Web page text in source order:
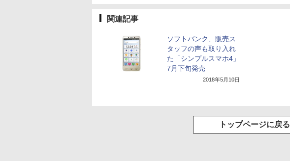
関連記事
ソフトバンク、販売ス
タッフの声も取り入れ
た「シンプルスマホ4」
7月下旬発売
2018年5月10日
トップページに戻る